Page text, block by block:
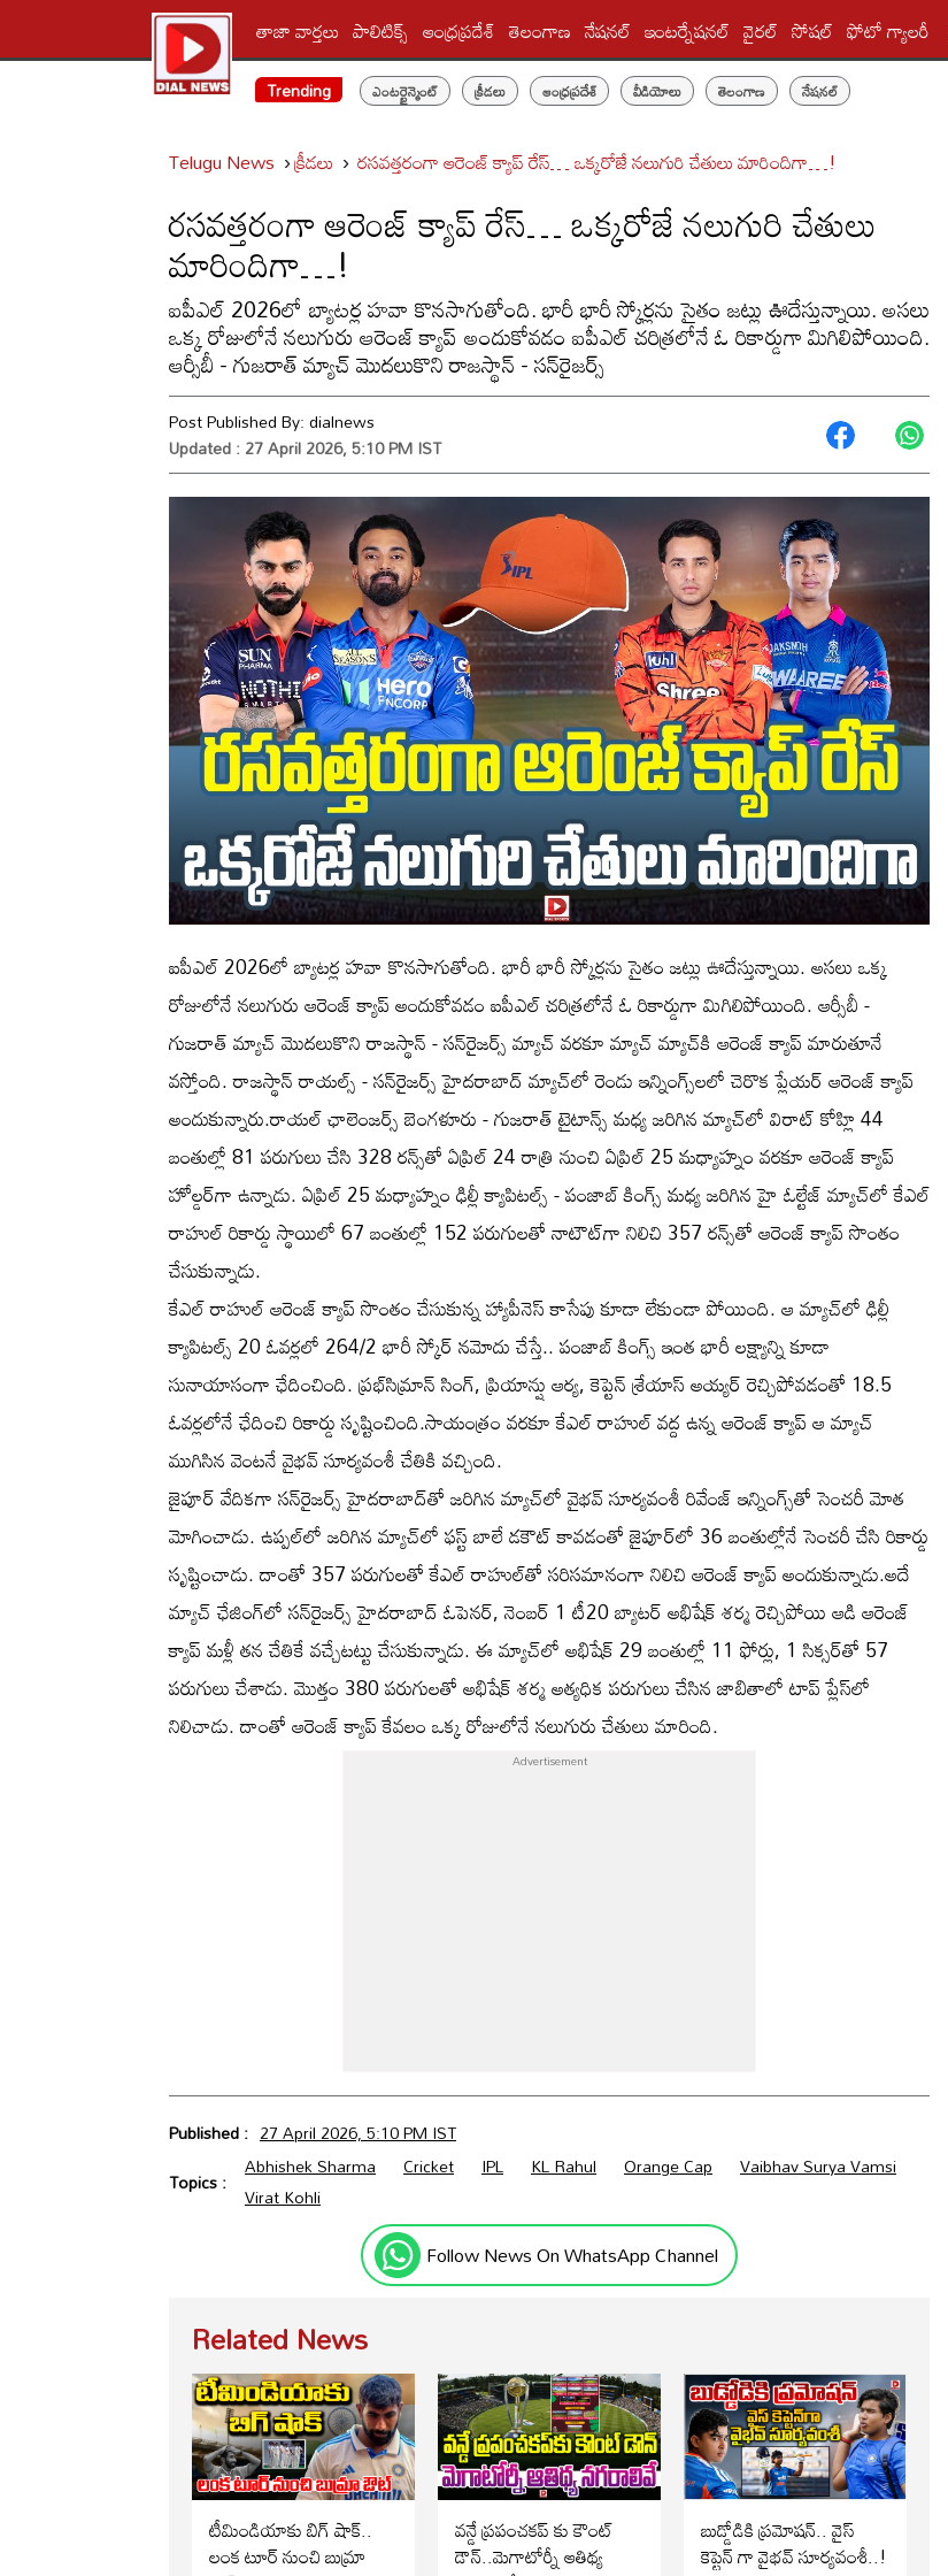
తాజా వార్తలు పాలిటిక్స్‌ ఆంధ్రప్రదేశ్ తెలంగాణ నేషనల్ ఇంటర్నేషనల్ వైరల్ సోషల్ ఫోటో గ్యాలరీ
Trending
ఎంటర్టైన్మెంట్ క్రీడలు ఆంధ్రప్రదేశ్ వీడియోలు తెలంగాణ నేషనల్
Telugu News క్రీడలు రసవత్తరంగా ఆరెంజ్ క్యాప్ రేస్… ఒక్కరోజే నలుగురి చేతులు మారిందిగా…!
రసవత్తరంగా ఆరెంజ్ క్యాప్ రేస్… ఒక్కరోజే నలుగురి చేతులు
మారిందిగా…!
ఐపీఎల్ 2026లో బ్యాటర్ల హవా కొనసాగుతోంది. భారీ భారీ స్కోర్లను సైతం జట్లు ఊదేస్తున్నాయి. అసలు
ఒక్క రోజులోనే నలుగురు ఆరెంజ్ క్యాప్ అందుకోవడం ఐపీఎల్ చరిత్రలోనే ఓ రికార్డుగా మిగిలిపోయింది.
ఆర్సీబీ - గుజరాత్ మ్యాచ్ మొదలుకొని రాజస్థాన్ - సన్‌రైజర్స్
Post Published By:dialnews
Updated : 27 April 2026, 5:10 PM IST
ఐపీఎల్ 2026లో బ్యాటర్ల హవా కొనసాగుతోంది. భారీ భారీ స్కోర్లను సైతం జట్లు ఊదేస్తున్నాయి. అసలు ఒక్క
రోజులోనే నలుగురు ఆరెంజ్ క్యాప్ అందుకోవడం ఐపీఎల్ చరిత్రలోనే ఓ రికార్డుగా మిగిలిపోయింది. ఆర్సీబీ -
గుజరాత్ మ్యాచ్ మొదలుకొని రాజస్థాన్ - సన్‌రైజర్స్ మ్యాచ్ వరకూ మ్యాచ్ మ్యాచ్‌కి ఆరెంజ్ క్యాప్ మారుతూనే
వస్తోంది. రాజస్థాన్ రాయల్స్ - సన్‌రైజర్స్ హైదరాబాద్ మ్యాచ్‌లో రెండు ఇన్నింగ్స్‌లలో చెరొక ప్లేయర్ ఆరెంజ్ క్యాప్
అందుకున్నారు.రాయల్ ఛాలెంజర్స్ బెంగళూరు - గుజరాత్ టైటాన్స్ మధ్య జరిగిన మ్యాచ్‌లో విరాట్ కోహ్లి 44
బంతుల్లో 81 పరుగులు చేసి 328 రన్స్‌తో ఏప్రిల్ 24 రాత్రి నుంచి ఏప్రిల్ 25 మధ్యాహ్నం వరకూ ఆరెంజ్ క్యాప్‌
హోల్డర్‌గా ఉన్నాడు. ఏప్రిల్ 25 మధ్యాహ్నం ఢిల్లీ క్యాపిటల్స్ - పంజాబ్ కింగ్స్ మధ్య జరిగిన హై ఓల్టేజ్ మ్యాచ్‌లో కేఎల్
రాహుల్ రికార్డు స్థాయిలో 67 బంతుల్లో 152 పరుగులతో నాటౌట్‌గా నిలిచి 357 రన్స్‌తో ఆరెంజ్ క్యాప్ సొంతం
చేసుకున్నాడు.
కేఎల్ రాహుల్ ఆరెంజ్ క్యాప్ సొంతం చేసుకున్న హ్యాపీనెస్ కాసేపు కూడా లేకుండా పోయింది. ఆ మ్యాచ్‌లో ఢిల్లీ
క్యాపిటల్స్ 20 ఓవర్లలో 264/2 భారీ స్కోర్ నమోదు చేస్తే.. పంజాబ్ కింగ్స్ ఇంత భారీ లక్ష్యాన్ని కూడా
సునాయాసంగా ఛేదించింది. ప్రభ్‌సిమ్రాన్ సింగ్, ప్రియాన్షు ఆర్య, కెప్టెన్ శ్రేయాస్ అయ్యర్ రెచ్చిపోవడంతో 18.5
ఓవర్లలోనే ఛేదించి రికార్డు సృష్టించింది.సాయంత్రం వరకూ కేఎల్ రాహుల్ వద్ద ఉన్న ఆరెంజ్ క్యాప్ ఆ మ్యాచ్
ముగిసిన వెంటనే వైభవ్ సూర్యవంశీ చేతికి వచ్చింది.
జైపూర్ వేదికగా సన్‌రైజర్స్ హైదరాబాద్‌తో జరిగిన మ్యాచ్‌లో వైభవ్ సూర్యవంశీ రివేంజ్ ఇన్నింగ్స్‌తో సెంచరీ మోత
మోగించాడు. ఉప్పల్‌లో జరిగిన మ్యాచ్‌లో ఫస్ట్ బాలే డకౌట్ కావడంతో జైపూర్‌లో 36 బంతుల్లోనే సెంచరీ చేసి రికార్డు
సృష్టించాడు. దాంతో 357 పరుగులతో కేఎల్ రాహుల్‌తో సరిసమానంగా నిలిచి ఆరెంజ్ క్యాప్ అందుకున్నాడు.అదే
మ్యాచ్ ఛేజింగ్‌లో సన్‌రైజర్స్ హైదరాబాద్ ఓపెనర్, నెంబర్ 1 టీ20 బ్యాటర్ అభిషేక్ శర్మ రెచ్చిపోయి ఆడి ఆరెంజ్
క్యాప్ మళ్లీ తన చేతికే వచ్చేటట్టు చేసుకున్నాడు. ఈ మ్యాచ్‌లో అభిషేక్ 29 బంతుల్లో 11 ఫోర్లు, 1 సిక్సర్‌తో 57
పరుగులు చేశాడు. మొత్తం 380 పరుగులతో అభిషేక్ శర్మ అత్యధిక పరుగులు చేసిన జాబితాలో టాప్ ప్లేస్‌లో
నిలిచాడు. దాంతో ఆరెంజ్ క్యాప్ కేవలం ఒక్క రోజులోనే నలుగురు చేతులు మారింది.
Published : 27 April 2026, 5:10 PM IST
Topics : Abhishek Sharma Cricket IPL KL Rahul Orange Cap
Vaibhav Surya Vamsi
Virat Kohli
Follow News On WhatsApp Channel
Related News
టీమిండియాకు బిగ్ షాక్..
లంక టూర్ నుంచి బుమ్రా
వన్డే ప్రపంచకప్ కు కౌంట్
డౌన్..మెగాటోర్నీ ఆతిథ్య
బుడ్డోడికి ప్రమోషన్.. వైస్
కెప్టెన్ గా వైభవ్ సూర్యవంశీ..!